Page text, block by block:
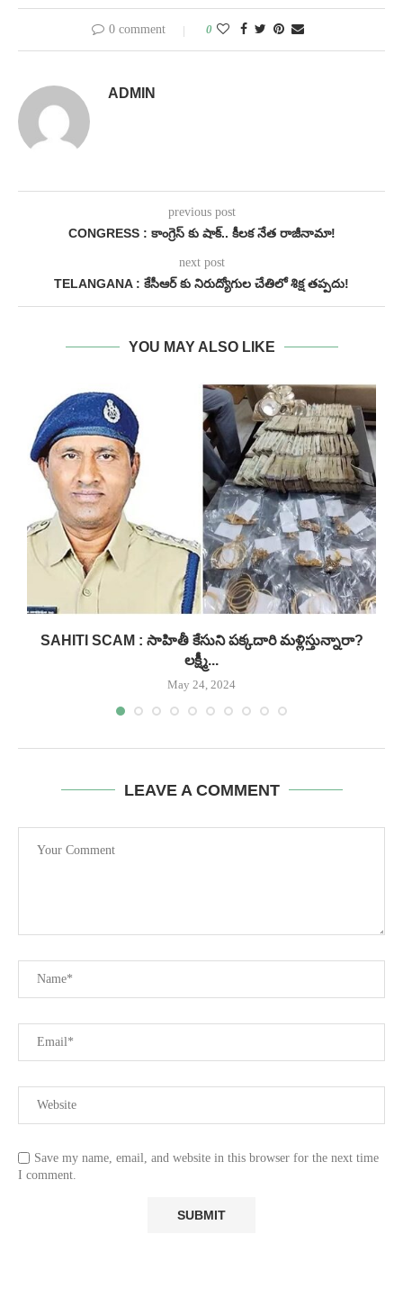
0 comment 0
ADMIN
previous post
CONGRESS : కాంగ్రెస్ కు షాక్.. కీలక నేత రాజీనామా!
next post
TELANGANA : కేసీఆర్ కు నిరుద్యోగుల చేతిలో శిక్ష తప్పదు!
YOU MAY ALSO LIKE
SAHITI SCAM : సాహితీ కేసుని పక్కదారి మళ్లిస్తున్నారా?
లక్ష్మీ...
May 24, 2024
LEAVE A COMMENT
Save my name, email, and website in this browser for the next time
I comment.